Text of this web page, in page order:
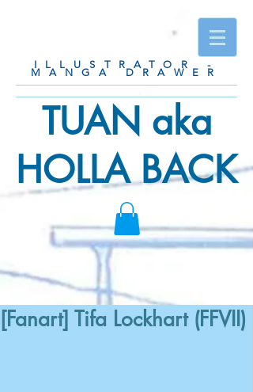
ILLUSTRATOR -
MANGA DRAWER
TUAN aka
HOLLA BACK
[Fanart] Tifa Lockhart (FFVII)